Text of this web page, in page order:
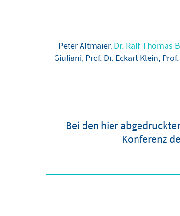
Peter Altmaier, Dr. Ralf Thomas
Giuliani, Prof. Dr. Eckart Klein,
Bei den hier
Konferenz